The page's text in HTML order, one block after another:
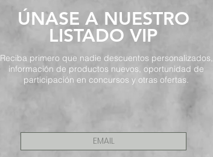
​ÚNASE A NUESTRO
LISTADO VIP
Reciba primero que nadie descuentos personalizados,
información de productos nuevos, oportunidad de
participación en concursos y otras ofertas.